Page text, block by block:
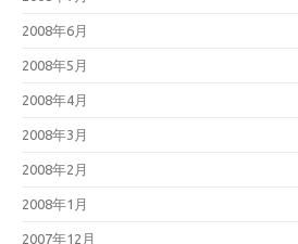
2008年6月
2008年5月
2008年4月
2008年3月
2008年2月
2008年1月
2007年12月